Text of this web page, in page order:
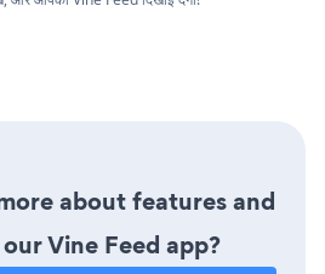
about features and
Vine Feed app?